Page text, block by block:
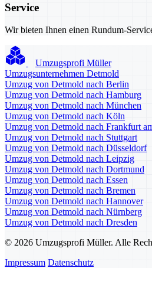
Service
Wir bieten Ihnen einen Rundum-
Umzugsprofi Müller
Umzugsunternehmen Detmold
Umzug von Detmold nach Berlin
Umzug von Detmold nach Hamburg
Umzug von Detmold nach München
Umzug von Detmold nach Köln
Umzug von Detmold nach Frankfurt
Umzug von Detmold nach Stuttgart
Umzug von Detmold nach Düsseldorf
Umzug von Detmold nach Leipzig
Umzug von Detmold nach Dortmund
Umzug von Detmold nach Essen
Umzug von Detmold nach Bremen
Umzug von Detmold nach Hannover
Umzug von Detmold nach Nürnberg
Umzug von Detmold nach Dresden
© 2026 Umzugsprofi Müller. Alle
Impressum Datenschutz